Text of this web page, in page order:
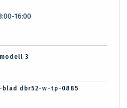
16:00
3
dbr52-w-tp-0885